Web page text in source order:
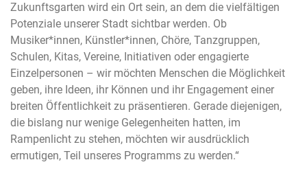
Zukunftsgarten wird ein Ort sein, an dem die vielfältigen
Potenziale unserer Stadt sichtbar werden. Ob
Musiker*innen, Künstler*innen, Chöre, Tanzgruppen,
Schulen, Kitas, Vereine, Initiativen oder engagierte
Einzelpersonen – wir möchten Menschen die Möglichkeit
geben, ihre Ideen, ihr Können und ihr Engagement einer
breiten Öffentlichkeit zu präsentieren. Gerade diejenigen,
die bislang nur wenige Gelegenheiten hatten, im
Rampenlicht zu stehen, möchten wir ausdrücklich
ermutigen, Teil unseres Programms zu werden.“